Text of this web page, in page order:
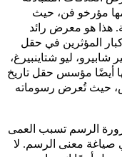
مؤرخو فن، حيث
هذا هو معرض رائد
المؤثرين في حقل
شابيرو، ليو شتاينبيرغ،
أيضًا مؤسس حقل تاريخ
حيث تُعرض رسوماته
الرسم تسبب العمى
صياغة معنى الرسم. لا